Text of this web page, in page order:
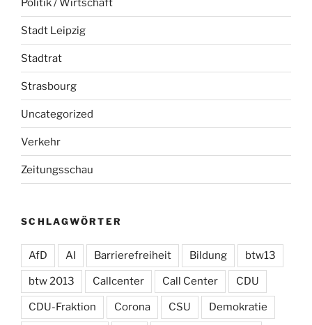
Politik / Wirtschaft
Stadt Leipzig
Stadtrat
Strasbourg
Uncategorized
Verkehr
Zeitungsschau
SCHLAGWÖRTER
AfD AI Barrierefreiheit Bildung btw13
btw 2013 Callcenter Call Center CDU
CDU-Fraktion Corona CSU Demokratie